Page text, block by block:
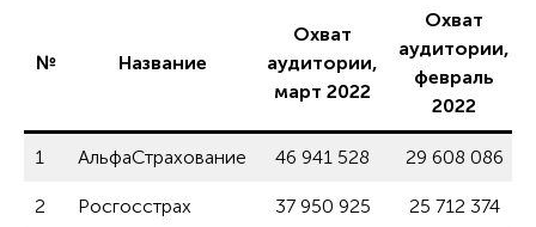
№ Название
Охват
аудитории,
март 2022
Охват
аудитории,
февраль
2022
1 АльфаСтрахование 46 941 528 29 608 086
2 Росгосстрах 37 950 925 25 712 374